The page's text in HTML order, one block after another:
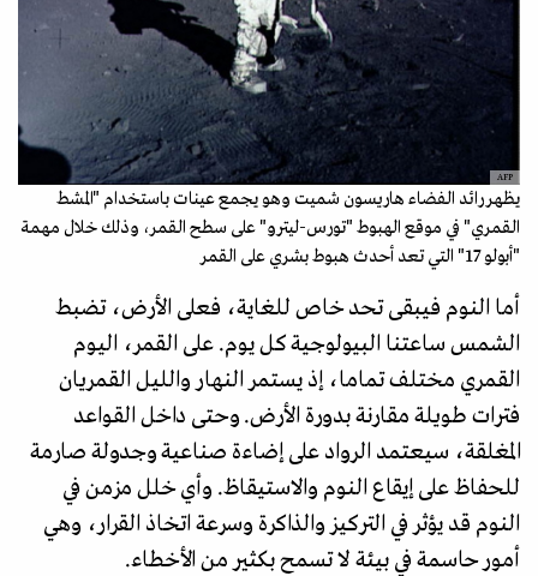
AFP
يظهر رائد الفضاء هاريسون شميت وهو يجمع عينات باستخدام "المشط
القمري" في موقع الهبوط "تورس-ليترو" على سطح القمر، وذلك خلال مهمة
"أبولو 17" التي تعد أحدث هبوط بشري على القمر
أما النوم فيبقى تحد خاص للغاية، فعلى الأرض، تضبط
الشمس ساعتنا البيولوجية كل يوم. على القمر، اليوم
القمري مختلف تماما، إذ يستمر النهار والليل القمريان
فترات طويلة مقارنة بدورة الأرض. وحتى داخل القواعد
المغلقة، سيعتمد الرواد على إضاءة صناعية وجدولة صارمة
للحفاظ على إيقاع النوم والاستيقاظ. وأي خلل مزمن في
النوم قد يؤثر في التركيز والذاكرة وسرعة اتخاذ القرار، وهي
أمور حاسمة في بيئة لا تسمح بكثير من الأخطاء.